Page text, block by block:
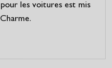
les voitures est mis